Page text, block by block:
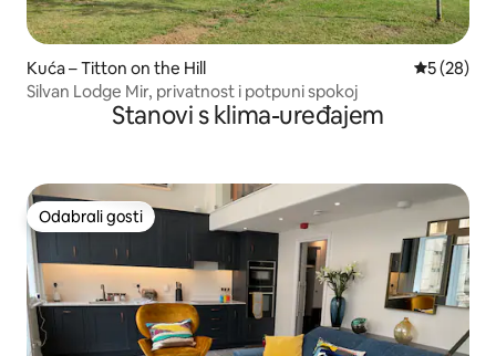
Kuća – Titton on the Hill Prosječna
5 (28)
Silvan Lodge Mir, privatnost i potpuni spokoj
Stanovi s klima-uređajem
Odabrali gosti
Odabrali gosti